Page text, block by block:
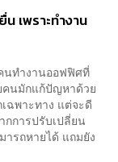
เพราะทำงาน
นทำงานออฟฟิศที่
คนมักแก้ปัญหาด้วย
ฉพาะทาง แต่จะดี
กการปรับเปลี่ยน
รถหายได้ แถมยัง